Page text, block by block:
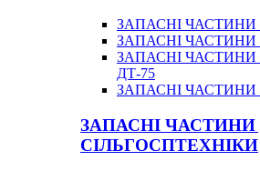
ЗАПАСНІ ЧАСТИНИ
ЗАПАСНІ
ЗАПАСНІ ЧАСТИНИ
ДТ-75
ЗАПАСНІ ЧАСТИНИ
ЗАПАСНІ ЧАСТИНИ
СІЛЬГОСПТЕХНІКИ